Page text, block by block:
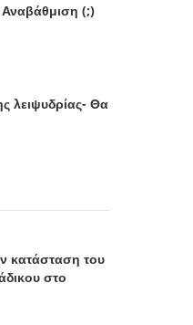
(;)
λειψυδρίας- Θα
κατάσταση του
στο